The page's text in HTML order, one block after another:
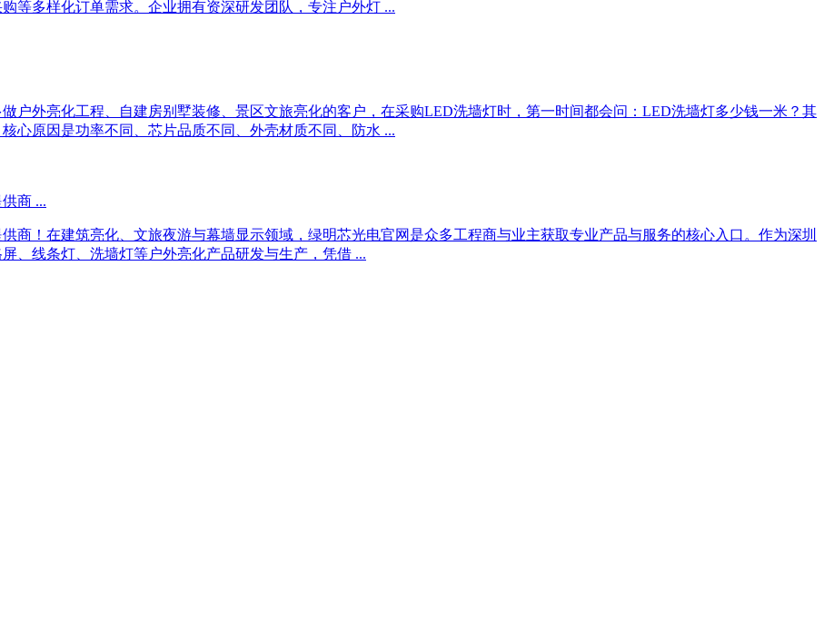
等多样化订单需求。企业拥有资深研发团队，专注户外灯 ...
户外亮化工程、自建房别墅装修、景区文旅亮化的客户，在采购LED洗墙灯时，第一时间都会问：LED洗墙灯多少钱一米？其
心原因是功率不同、芯片品质不同、外壳材质不同、防水 ...
商 ...
商！在建筑亮化、文旅夜游与幕墙显示领域，绿明芯光电官网是众多工程商与业主获取专业产品与服务的核心入口。作为深圳
、线条灯、洗墙灯等户外亮化产品研发与生产，凭借 ...